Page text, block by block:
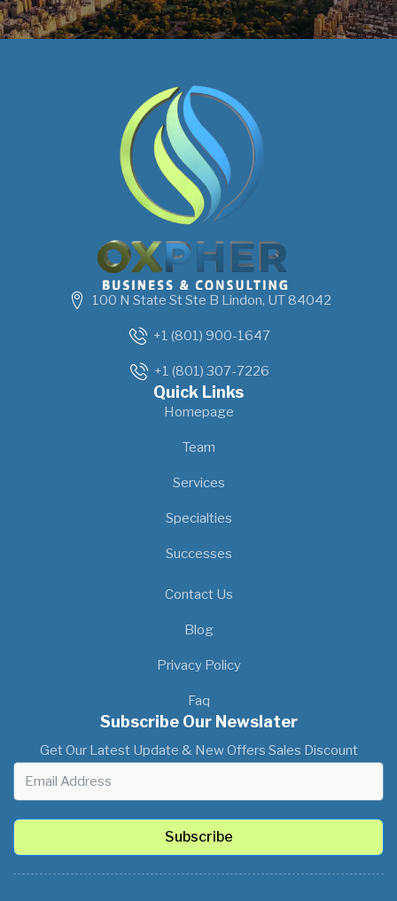
100 N State St Ste B Lindon, UT 84042
+1 (801) 900-1647
+1 (801) 307-7226
Quick Links
Homepage
Team
Services
Specialties
Successes
Contact Us
Blog
Privacy Policy
Faq
Subscribe Our Newslater
Get Our Latest Update & New Offers Sales Discount
Subscribe